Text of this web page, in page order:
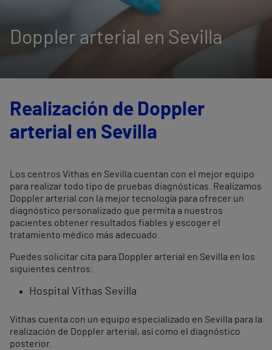
Doppler arterial en Sevilla
Realización de Doppler
arterial en Sevilla
Los centros Vithas en Sevilla cuentan con el mejor equipo
para realizar todo tipo de pruebas diagnósticas. Realizamos
Doppler arterial con la mejor tecnología para ofrecer un
diagnóstico personalizado que permita a nuestros
pacientes obtener resultados fiables y escoger el
tratamiento médico más adecuado.
Puedes solicitar cita para Doppler arterial en Sevilla en los
siguientes centros:
Hospital Vithas Sevilla
Vithas cuenta con un equipo especializado en Sevilla para la
realización de Doppler arterial, así como el diagnóstico
posterior.